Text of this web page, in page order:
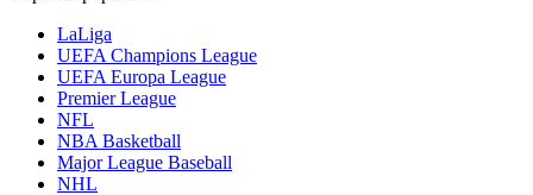
LaLiga
UEFA Champions League
UEFA Europa League
Premier League
NFL
NBA Basketball
Major League Baseball
NHL